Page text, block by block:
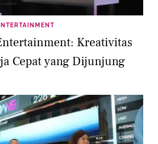
Kreativitas
Cepat yang Dijunjung